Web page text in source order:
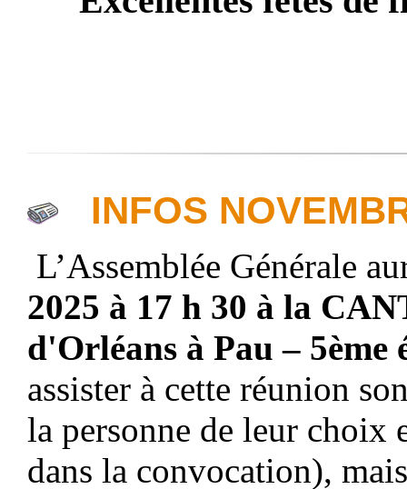
INFOS
L’Assemblée Générale
2025 à 17 h 30 à la
d'Orléans à Pau – 5ème
assister à cette réunion
la personne de leur
dans la convocation),